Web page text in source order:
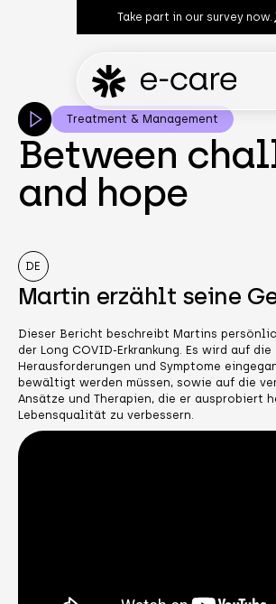
Take part in our survey now.
Treatment & Management
Between
and hope
DE
Martin erzählt seine
Dieser Bericht beschreibt Martins
der Long COVID-Erkrankung. Es wird auf die
Herausforderungen und Symptome
bewältigt werden müssen, sowie auf die
Ansätze und Therapien, die er ausprobiert
Lebensqualität zu verbessern.